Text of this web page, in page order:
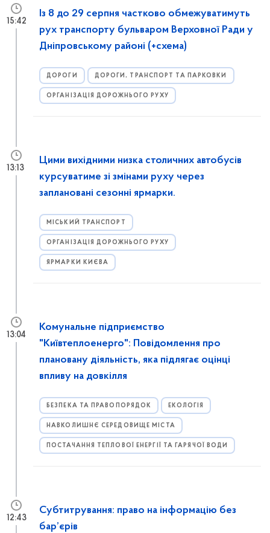
Із 8 до 29 серпня частково обмежуватимуть
рух транспорту бульваром Верховної Ради у
Дніпровському районі (+схема)
ДОРОГИ ДОРОГИ, ТРАНСПОРТ ТА ПАРКОВКИ
ОРГАНІЗАЦІЯ ДОРОЖНЬОГО РУХУ
15:42
Цими вихідними низка столичних автобусів
курсуватиме зі змінами руху через
заплановані сезонні ярмарки.
МІСЬКИЙ ТРАНСПОРТ
ОРГАНІЗАЦІЯ ДОРОЖНЬОГО РУХУ
ЯРМАРКИ КИЄВА
13:13
Комунальне підприємство
"Київтеплоенерго": Повідомлення про
плановану діяльність, яка підлягає оцінці
впливу на довкілля
БЕЗПЕКА ТА ПРАВОПОРЯДОК ЕКОЛОГІЯ
НАВКОЛИШНЄ СЕРЕДОВИЩЕ МІСТА
ПОСТАЧАННЯ ТЕПЛОВОЇ ЕНЕРГІЇ ТА ГАРЯЧОЇ ВОДИ
13:04
Субтитрування: право на інформацію без
бар’єрів
12:43